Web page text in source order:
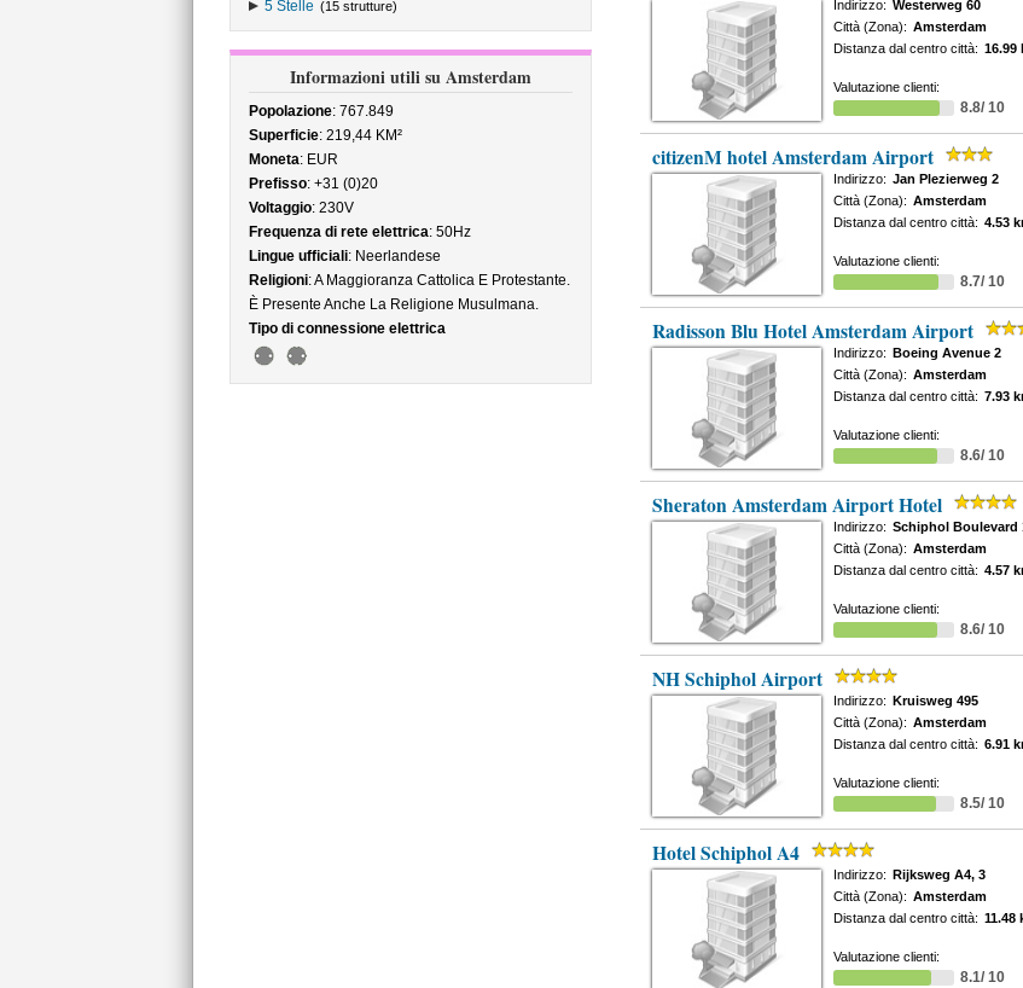
5 Stelle (15 strutture)
Informazioni utili su Amsterdam
Popolazione: 767.849
Superficie: 219,44 KM²
Moneta: EUR
Prefisso: +31 (0)20
Voltaggio: 230V
Frequenza di rete elettrica: 50Hz
Lingue ufficiali: Neerlandese
Religioni: A Maggioranza Cattolica E Protestante.
È Presente Anche La Religione Musulmana.
Tipo di connessione elettrica
Indirizzo: Westerweg 60
Città (Zona): Amsterdam
Distanza dal centro città: 16.99
Valutazione clienti:
8.8/ 10
citizenM hotel Amsterdam Airport
Indirizzo: Jan Plezierweg 2
Città (Zona): Amsterdam
Distanza dal centro città: 4.53
Valutazione clienti:
8.7/ 10
Radisson Blu Hotel Amsterdam Airport
Indirizzo: Boeing Avenue 2
Città (Zona): Amsterdam
Distanza dal centro città: 7.93
Valutazione clienti:
8.6/ 10
Sheraton Amsterdam Airport Hotel
Indirizzo: Schiphol Boulevard
Città (Zona): Amsterdam
Distanza dal centro città: 4.57
Valutazione clienti:
8.6/ 10
NH Schiphol Airport
Indirizzo: Kruisweg 495
Città (Zona): Amsterdam
Distanza dal centro città: 6.91
Valutazione clienti:
8.5/ 10
Hotel Schiphol A4
Indirizzo: Rijksweg A4, 3
Città (Zona): Amsterdam
Distanza dal centro città: 11.48
Valutazione clienti:
8.1/ 10